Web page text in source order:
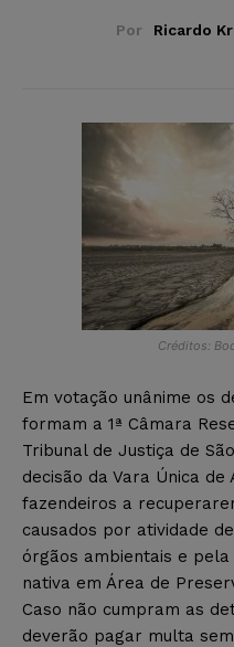
Por Ricardo
Créditos:
Em votação unânime os
formam a 1ª Câmara
Tribunal de Justiça de
decisão da Vara Única de
fazendeiros a
causados por atividade
órgãos ambientais e
nativa em Área de
Caso não cumpram as
deverão pagar multa